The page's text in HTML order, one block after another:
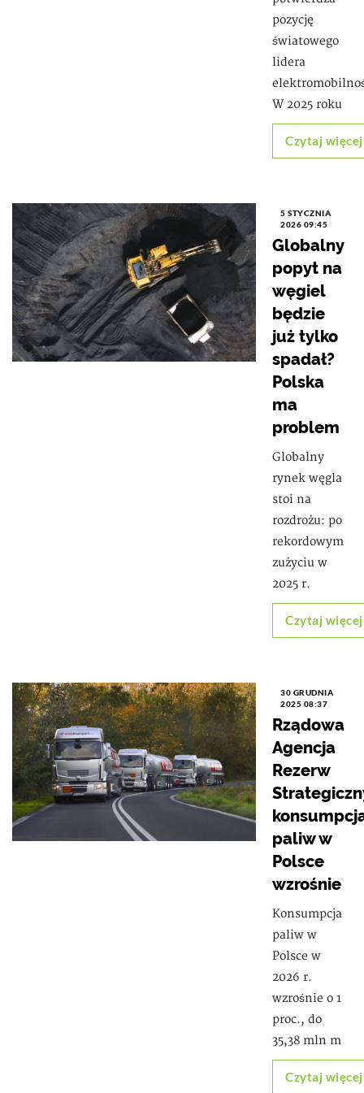
pozycję
światowego
lidera
W 2025 roku
Czytaj więcej
5 STYCZNIA
2026 09:45
Globalny
popyt na
węgiel
będzie
już tylko
spadał?
Polska
ma
problem
Globalny
rynek węgla
stoi na
rozdrożu: po
rekordowym
zużyciu w
2025 r.
Czytaj więcej
30 GRUDNIA
2025 08:37
Rządowa
Agencja
Rezerw
paliw w
Polsce
wzrośnie
Konsumpcja
paliw w
Polsce w
2026 r.
wzrośnie o 1
proc., do
35,38 mln m
Czytaj więcej